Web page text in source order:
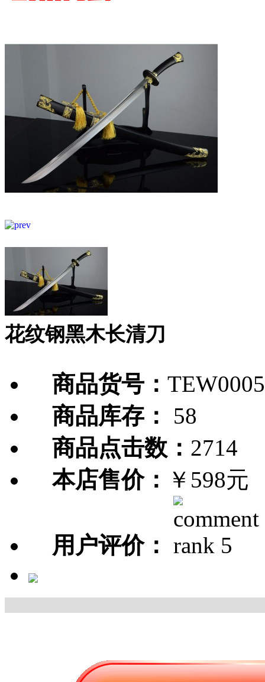
花纹钢黑木长清刀
商品货号：
商品库存：
58
商品点击数： 2714
本店售价： ￥598元
用户评价：